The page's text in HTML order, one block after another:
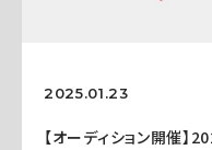
2025.01.23
【オーディション開催】